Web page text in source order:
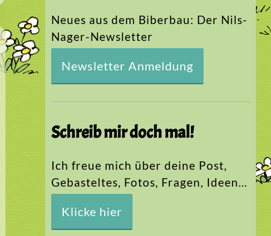
Neues aus dem Biberbau: Der Nils-
Nager-Newsletter
Newsletter Anmeldung
Schreib mir doch mal!
Ich freue mich über deine Post,
Gebasteltes, Fotos, Fragen, Ideen…
Klicke hier